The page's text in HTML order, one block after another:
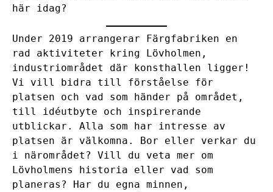
här idag?
Under 2019 arrangerar Färgfabriken en
rad aktiviteter kring Lövholmen,
industriområdet där konsthallen ligger!
Vi vill bidra till förståelse för
platsen och vad som händer på området,
till idéutbyte och inspirerande
utblickar. Alla som har intresse av
platsen är välkomna. Bor eller verkar du
i närområdet? Vill du veta mer om
Lövholmens historia eller vad som
planeras? Har du egna minnen,